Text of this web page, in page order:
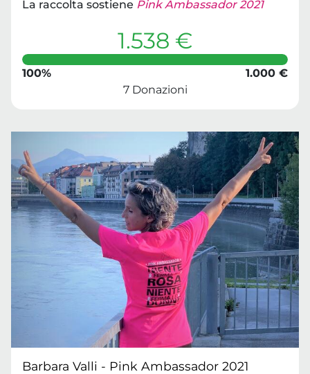
La raccolta sostiene Pink Ambassador 2021
1.538 €
100%
1.000 €
7 Donazioni
Barbara Valli - Pink Ambassador 2021